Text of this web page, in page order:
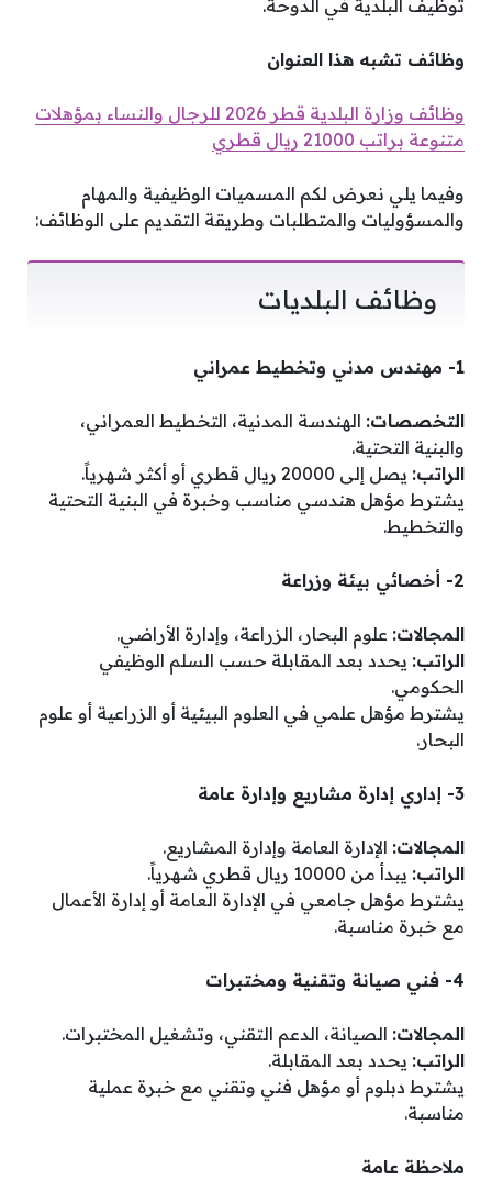
توظيف البلدية في الدوحة.
وظائف تشبه هذا العنوان
وظائف وزارة البلدية قطر 2026 للرجال والنساء بمؤهلات
متنوعة براتب 21000 ريال قطري
وفيما يلي نعرض لكم المسميات الوظيفية والمهام
والمسؤوليات والمتطلبات وطريقة التقديم على الوظائف:
وظائف البلديات
1- مهندس مدني وتخطيط عمراني
التخصصات: الهندسة المدنية، التخطيط العمراني،
والبنية التحتية.
الراتب: يصل إلى 20000 ريال قطري أو أكثر شهرياً.
يشترط مؤهل هندسي مناسب وخبرة في البنية التحتية
والتخطيط.
2- أخصائي بيئة وزراعة
المجالات: علوم البحار، الزراعة، وإدارة الأراضي.
الراتب: يحدد بعد المقابلة حسب السلم الوظيفي
الحكومي.
يشترط مؤهل علمي في العلوم البيئية أو الزراعية أو علوم
البحار.
3- إداري إدارة مشاريع وإدارة عامة
المجالات: الإدارة العامة وإدارة المشاريع.
الراتب: يبدأ من 10000 ريال قطري شهرياً.
يشترط مؤهل جامعي في الإدارة العامة أو إدارة الأعمال
مع خبرة مناسبة.
4- فني صيانة وتقنية ومختبرات
المجالات: الصيانة، الدعم التقني، وتشغيل المختبرات.
الراتب: يحدد بعد المقابلة.
يشترط دبلوم أو مؤهل فني وتقني مع خبرة عملية
مناسبة.
ملاحظة عامة